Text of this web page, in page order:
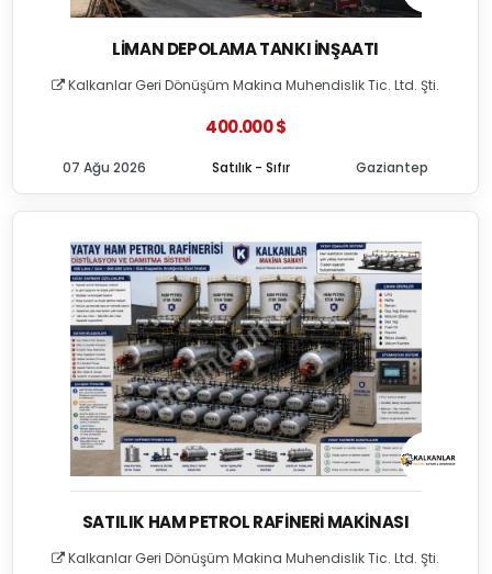
LIMAN DEPOLAMA TANKI İNŞAATI
Kalkanlar Geri Dönüşüm Makina Muhendislik Tic. Ltd. Şti.
400.000 $
Satılık - Sıfır
07 Ağu 2026 Gaziantep
SATILIK HAM PETROL RAFINERI MAKINASI
Kalkanlar Geri Dönüşüm Makina Muhendislik Tic. Ltd. Şti.